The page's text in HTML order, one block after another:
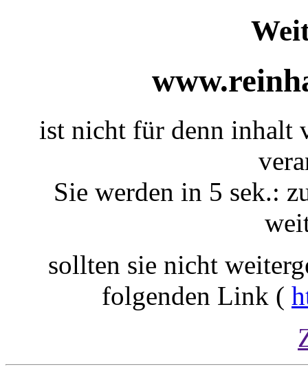
ist nicht für denn inhalt
Sie werden in 5 sek.:
sollten sie nicht
folgenden Link (